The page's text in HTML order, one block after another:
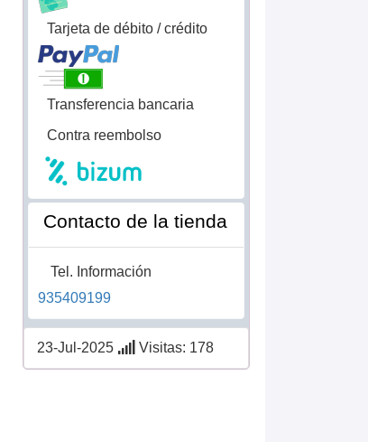
Tarjeta de débito / crédito
Transferencia bancaria
Contra reembolso
Contacto de la tienda
Tel. Información
935409199
23-Jul-2025 Visitas: 178